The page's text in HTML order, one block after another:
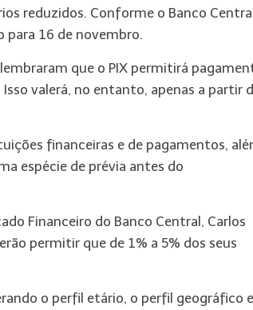
reduzidos. Conforme o Banco
para 16 de novembro.
que o PIX permitirá
valerá, no entanto, apenas a partir
financeiras e de pagamentos,
espécie de prévia antes do
Financeiro do Banco Central, Carlos
permitir que de 1% a 5% dos seus
o perfil etário, o perfil geográfico